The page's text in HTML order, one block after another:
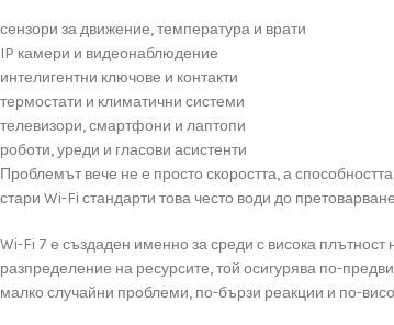
сензори за движение, температура и врати
IP камери и видеонаблюдение
интелигентни ключове и контакти
термостати и климатични системи
телевизори, смартфони и лаптопи
роботи, уреди и гласови асистенти
Проблемът вече не е просто скоростта, а
стари Wi-Fi стандарти това често води до
Wi-Fi 7 е създаден именно за среди с висока
разпределение на ресурсите, той осигурява по-
малко случайни проблеми, по-бързи реакции и по-